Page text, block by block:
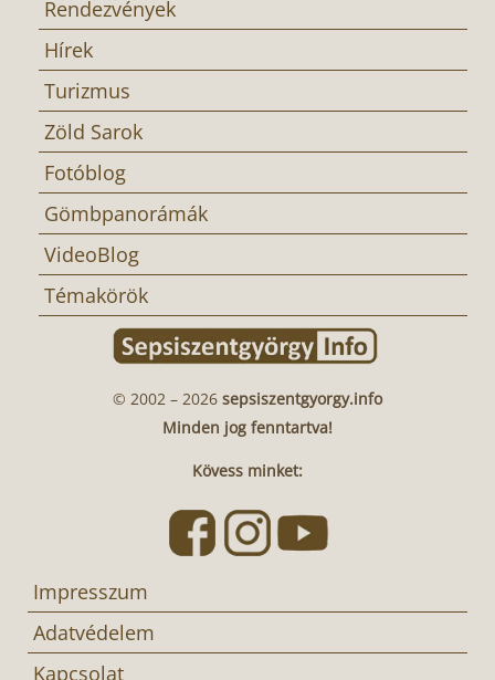
Rendezvények
Hírek
Turizmus
Zöld Sarok
Fotóblog
Gömbpanorámák
VideoBlog
Témakörök
© 2002 – 2026 sepsiszentgyorgy.info
Minden jog fenntartva!
Kövess minket:
Impresszum
Adatvédelem
Kapcsolat